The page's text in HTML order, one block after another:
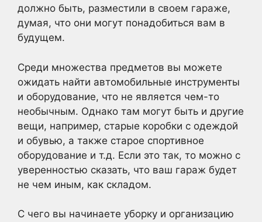
должно быть, разместили в своем гараже,
думая, что они могут понадобиться вам в
будущем.
Среди множества предметов вы можете
ожидать найти автомобильные инструменты
и оборудование, что не является чем-то
необычным. Однако там могут быть и другие
вещи, например, старые коробки с одеждой
и обувью, а также старое спортивное
оборудование и т.д. Если это так, то можно с
уверенностью сказать, что ваш гараж будет
не чем иным, как складом.
С чего вы начинаете уборку и организацию